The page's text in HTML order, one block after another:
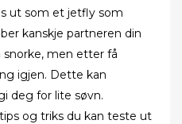
ut som et jetfly som
kanskje partneren din
snorke, men etter få
igjen. Dette kan
deg for lite søvn.
og triks du kan teste ut